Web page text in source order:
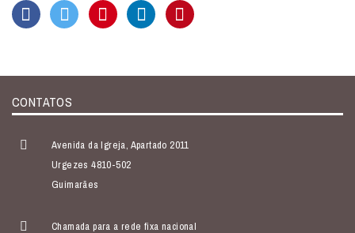
CONTATOS
Avenida da Igreja, Apartado 2011
Urgezes 4810-502
Guimarães
Chamada para a rede fixa nacional